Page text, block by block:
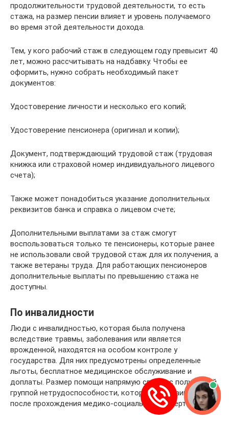
продолжительности трудовой деятельности, то есть
стажа, на размер пенсии влияет и уровень получаемого
во время этой деятельности дохода.
Тем, у кого рабочий стаж в следующем году превысит 40
лет, можно рассчитывать на надбавку. Чтобы ее
оформить, нужно собрать необходимый пакет
документов:
Удостоверение личности и несколько его копий;
Удостоверение пенсионера (оригинал и копии);
Документ, подтверждающий трудовой стаж (трудовая
книжка или страховой номер индивидуального лицевого
счета);
Также может понадобиться указание дополнительных
реквизитов банка и справка о лицевом счете;
Дополнительными выплатами за стаж смогут
воспользоваться только те пенсионеры, которые ранее
не использовали свой трудовой стаж для их получения, а
также ветераны труда. Для работающих пенсионеров
дополнительные выплаты по превышению стажа не
доступны.
По инвалидности
Люди с инвалидностью, которая была получена
вследствие травмы, заболевания или является
врожденной, находятся на особом контроле у
государства. Для них предусмотрены определенные
льготы, бесплатное медицинское обслуживание и
доплаты. Размер помощи напрямую связан с полученной
группой нетрудоспособности, которую присваивают
после прохождения медико-социальной экспертизы.